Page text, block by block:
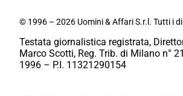
© 1996 – 2026 Uomini & Affari S.r.l. Tutti i
Testata giornalistica registrata,
Marco Scotti, Reg. Trib. di Milano n°
1996 – P.I. 11321290154